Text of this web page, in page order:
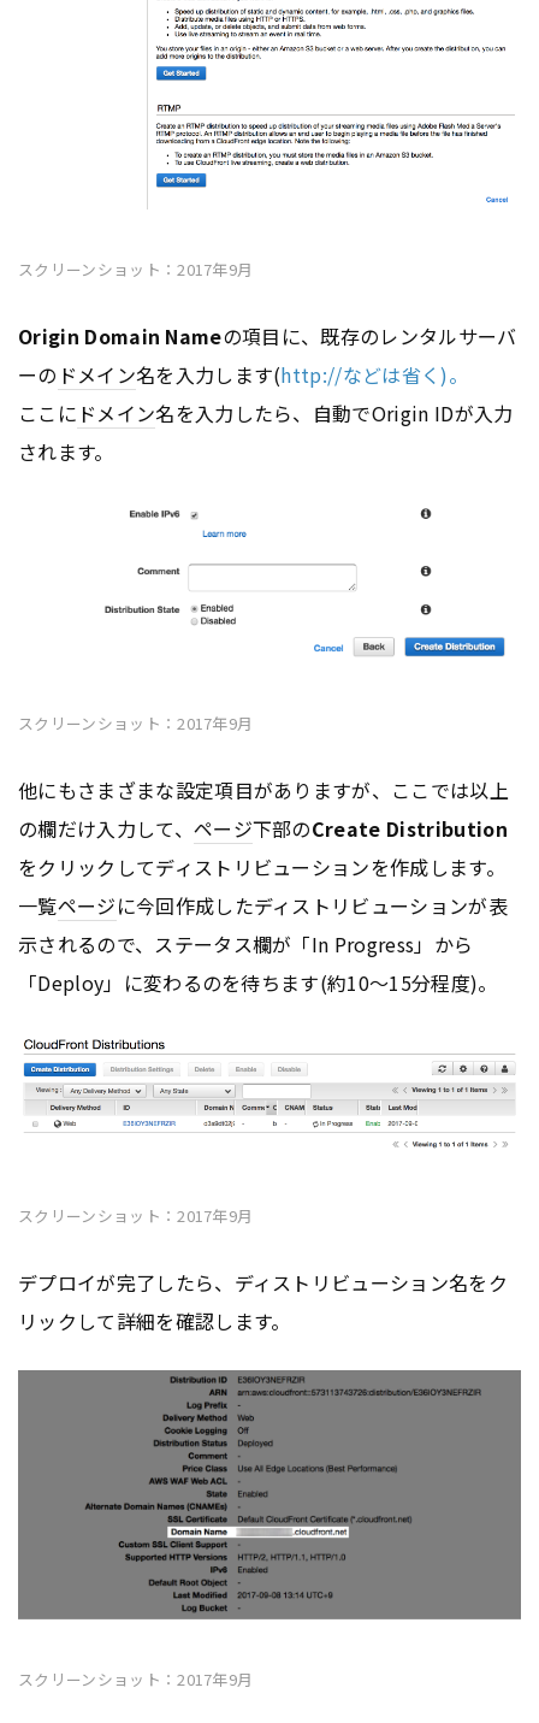
スクリーンショット：2017年9月
Origin Domain Nameの項目に、既存のレンタルサーバ
ーの ドメイン名を入力します(http://などは省く)。
ここに ドメイン名を入力したら、自動でOrigin IDが入力
されます。
スクリーンショット：2017年9月
他にもさまざまな設定項目がありますが、ここでは以上
の欄だけ入力して、 ページ下部のCreate Distribution
をクリックしてディストリビューションを作成します。
一覧ページに今回作成したディストリビューションが表
示されるので、ステータス欄が「In Progress」から
「Deploy」に変わるのを待ちます(約10〜15分程度)。
スクリーンショット：2017年9月
デプロイが完了したら、ディストリビューション名をク
リックして詳細を確認します。
スクリーンショット：2017年9月